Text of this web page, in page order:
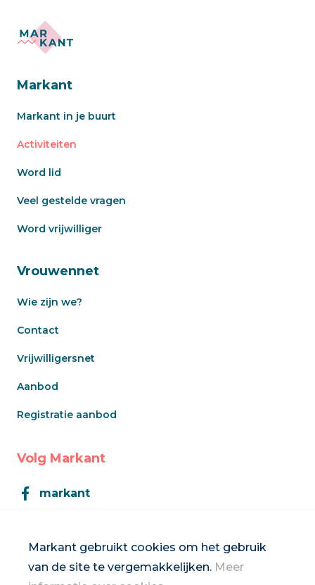
Markant gebruikt cookies om het gebruik
van de site te vergemakkelijken. Meer
Markant
Markant in je buurt
Activiteiten
Word lid
Veel gestelde vragen
Word vrijwilliger
Vrouwennet
Wie zijn we?
Contact
Vrijwilligersnet
Aanbod
Registratie aanbod
Volg Markant
markant
Inschrijven op de nieuwsbrief